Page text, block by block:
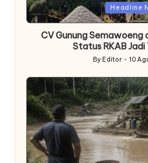
Posted
in
Headline
CV Gunung Semawoeng
Status RKAB
Posted
By Editor 10